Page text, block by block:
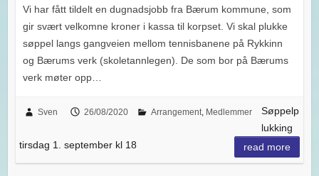
Vi har fått tildelt en dugnadsjobb fra Bærum kommune, som
gir svært velkomne kroner i kassa til korpset. Vi skal plukke
søppel langs gangveien mellom tennisbanene på Rykkinn
og Bærums verk (skoletannlegen). De som bor på Bærums
verk møter opp…
Sven 26/08/2020 Arrangement, Medlemmer
Søppelp
lukking
tirsdag 1. september kl 18
read more